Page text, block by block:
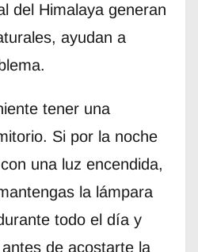
del Himalaya generan
ayudan a
tener una
Si por la noche
una luz encendida,
la lámpara
todo el día y
de acostarte la